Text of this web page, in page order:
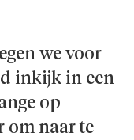
we voor
inkijk in een
op
om naar te